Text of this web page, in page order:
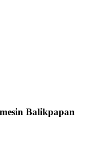
Balikpapan